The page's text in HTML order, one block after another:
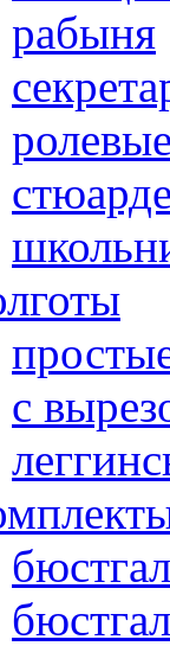
рабыня
с